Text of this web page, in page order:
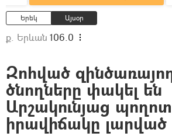
Երեկ Այսօր
ք. Երևան 106.0
Զոհված
ծնողները փակել են
Արշակունյաց
իրավիճակը լարված